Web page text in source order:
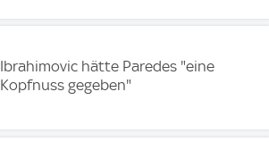
Ibrahimovic hätte Paredes "eine
Kopfnuss gegeben"